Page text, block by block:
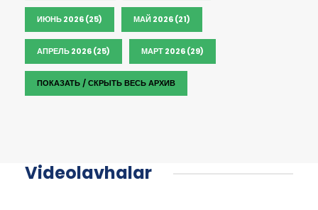
ИЮНЬ 2026 (25) МАЙ 2026 (21)
АПРЕЛЬ 2026 (25) МАРТ 2026 (29)
ПОКАЗАТЬ / СКРЫТЬ ВЕСЬ АРХИВ
Videolavhalar